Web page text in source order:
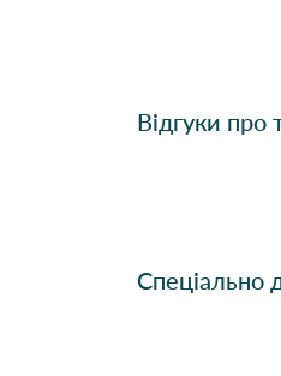
Відгуки про
Спеціально